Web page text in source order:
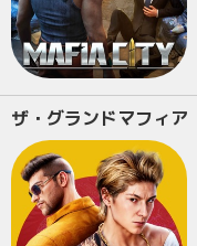
ザ・グランドマフィア